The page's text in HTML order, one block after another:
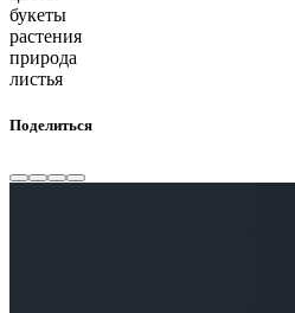
букеты
растения
природа
листья
Поделиться